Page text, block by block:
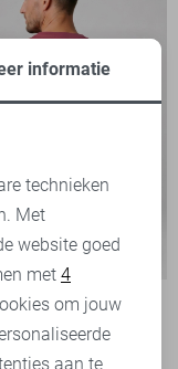
informatie
technieken
Met
website goed
met 4
om jouw
aan te